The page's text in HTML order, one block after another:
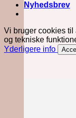
Nyhedsbrev
Vi bruger cookies til
og tekniske
Yderligere info